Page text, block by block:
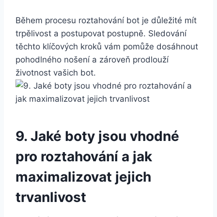
Během​ procesu⁣ roztahování bot⁢ je důležité ‌mít
⁣trpělivost a ‌postupovat postupně. Sledování‌
těchto klíčových kroků ⁤vám⁢ pomůže dosáhnout
pohodlného nošení a ​zároveň ⁢prodlouží
životnost‌ vašich⁣ bot.
9. Jaké boty jsou vhodné‌
pro roztahování a jak
maximalizovat jejich
trvanlivost